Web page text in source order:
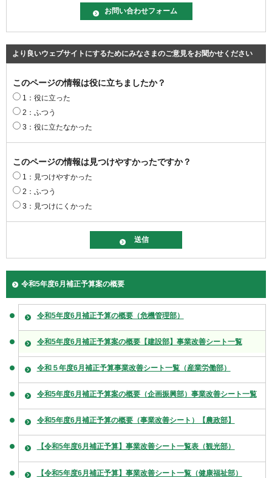
より良いウェブサイトにするためにみなさまのご意見をお聞かせください
このページの情報は役に立ちましたか？
1：役に立った
2：ふつう
3：役に立たなかった
このページの情報は見つけやすかったですか？
1：見つけやすかった
2：ふつう
3：見つけにくかった
令和5年度6月補正予算案の概要
令和5年度6月補正予算の概要（危機管理部）
令和5年度6月補正予算案の概要【建設部】事業改善シート一覧
令和５年度6月補正予算事業改善シート一覧（産業労働部）
令和5年度6月補正予算案の概要（企画振興部）事業改善シート一覧
令和5年度6月補正予算の概要（事業改善シート）【農政部】
【令和5年度6月補正予算】事業改善シート一覧表（観光部）
【令和5年度6月補正予算】事業改善シート一覧（健康福祉部）